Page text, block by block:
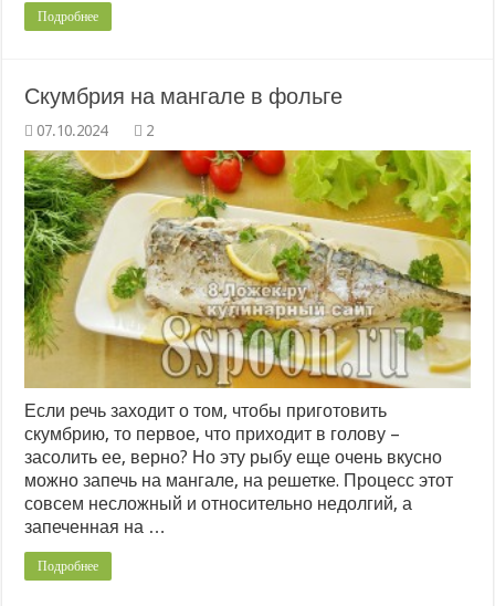
Подробнее
Скумбрия на мангале в фольге
2
Если речь заходит о том, чтобы приготовить
скумбрию, то первое, что приходит в голову –
засолить ее, верно? Но эту рыбу еще очень вкусно
можно запечь на мангале, на решетке. Процесс этот
совсем несложный и относительно недолгий, а
запеченная на …
Подробнее